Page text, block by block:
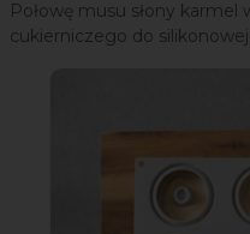
Połowę musu słony karmel
cukierniczego do